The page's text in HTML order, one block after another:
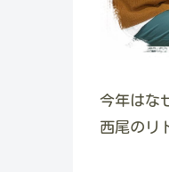
今年はな
西尾のリ